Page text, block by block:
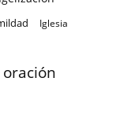
Iglesia